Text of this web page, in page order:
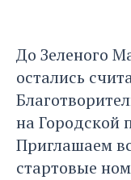
До Зеленого
остались
на Городской
Приглашаем
стартовые